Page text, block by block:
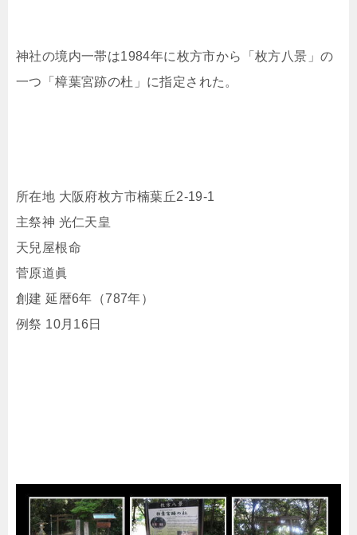
神社の境内一帯は1984年に枚方市から「枚方八景」の
一つ「樟葉宮跡の杜」に指定された。
所在地 大阪府枚方市楠葉丘2-19-1
主祭神 光仁天皇
天兒屋根命
菅原道眞
創建 延暦6年（787年）
例祭 10月16日